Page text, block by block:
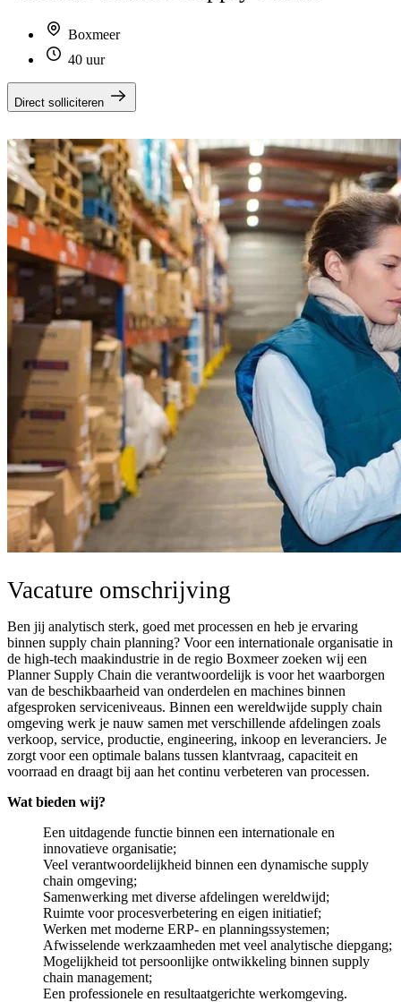
Boxmeer
40 uur
Direct solliciteren
Vacature omschrijving
Ben jij analytisch sterk, goed met processen en heb je ervaring
binnen supply chain planning? Voor een internationale organisatie in
de high-tech maakindustrie in de regio Boxmeer zoeken wij een
Planner Supply Chain die verantwoordelijk is voor het waarborgen
van de beschikbaarheid van onderdelen en machines binnen
afgesproken serviceniveaus. Binnen een wereldwijde supply chain
omgeving werk je nauw samen met verschillende afdelingen zoals
verkoop, service, productie, engineering, inkoop en leveranciers. Je
zorgt voor een optimale balans tussen klantvraag, capaciteit en
voorraad en draagt bij aan het continu verbeteren van processen.
Wat bieden wij?
Een uitdagende functie binnen een internationale en
innovatieve organisatie;
Veel verantwoordelijkheid binnen een dynamische supply
chain omgeving;
Samenwerking met diverse afdelingen wereldwijd;
Ruimte voor procesverbetering en eigen initiatief;
Werken met moderne ERP- en planningssystemen;
Afwisselende werkzaamheden met veel analytische diepgang;
Mogelijkheid tot persoonlijke ontwikkeling binnen supply
chain management;
Een professionele en resultaatgerichte werkomgeving.